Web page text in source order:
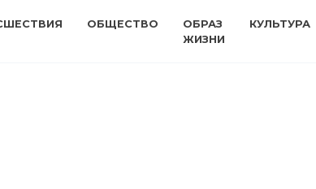
ОБЩЕСТВО
ОБРАЗ
ЖИЗНИ
КУЛЬТУРА